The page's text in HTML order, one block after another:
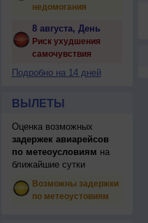
недомогания
8 августа, День
Риск ухудшения
самочувствия
Подробно на 14 дней
ВЫЛЕТЫ
Оценка возможных
задержек авиарейсов
по метеоусловиям на
ближайшие сутки
Возможны задержки
по метеоустовиям